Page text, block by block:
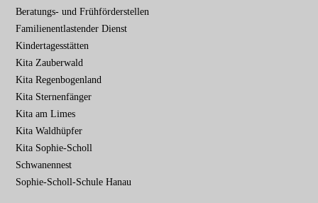
Navigation
überspringen
Beratungs- und Frühförder­stellen
Familien­entlastender Dienst
Kinder­tages­stätten
Kita Zauberwald
Kita Regenbogenland
Kita Sternenfänger
Kita am Limes
Kita Waldhüpfer
Kita Sophie-Scholl
Schwanennest
Sophie-Scholl-Schule Hanau